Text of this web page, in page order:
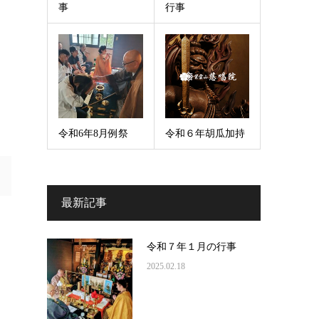
事
行事
令和6年8月例祭 令和６年胡瓜加持
最新記事
令和７年１月の行事
2025.02.18